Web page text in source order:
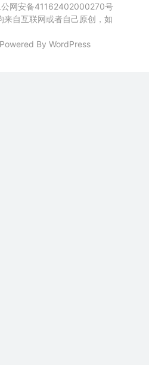
网安备41162402000270号
来自互联网或者自己原创，如
Powered By WordPress